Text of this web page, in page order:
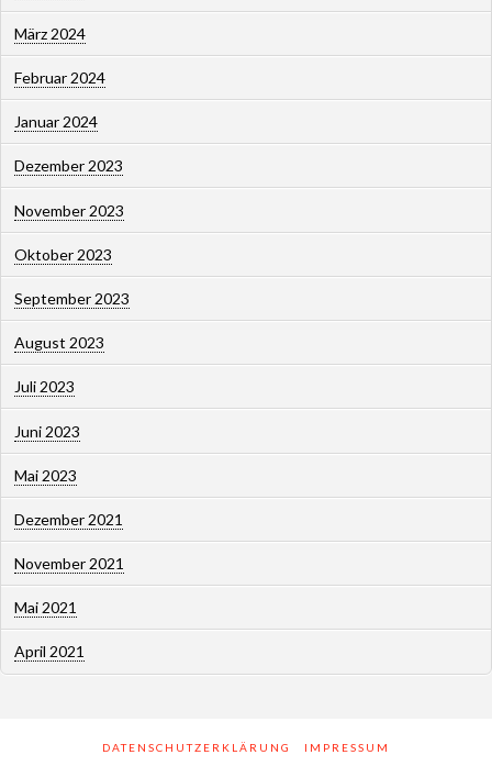
März 2024
Februar 2024
Januar 2024
Dezember 2023
November 2023
Oktober 2023
September 2023
August 2023
Juli 2023
Juni 2023
Mai 2023
Dezember 2021
November 2021
Mai 2021
April 2021
DATENSCHUTZERKLÄRUNG IMPRESSUM